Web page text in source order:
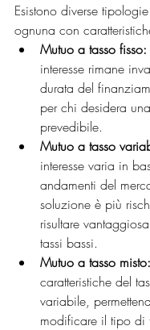
Esistono diverse
ognuna con
Mutuo a tasso fisso:
interesse rimane
durata del
per chi desidera
prevedibile.
Mutuo a tasso
interesse varia in
andamenti del
soluzione è più
risultare
tassi bassi.
Mutuo a tasso misto:
caratteristiche del
variabile,
modificare il tipo di